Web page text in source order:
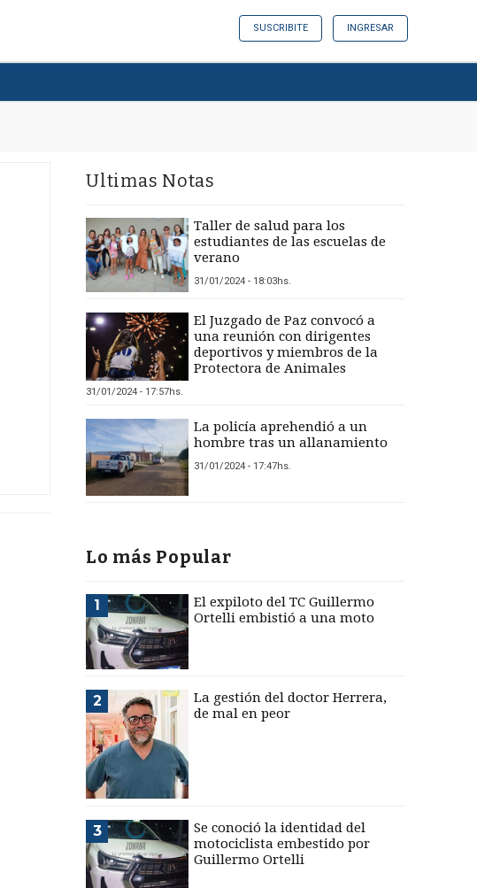
SUSCRIBITE INGRESAR
Ultimas Notas
Taller de salud para los
estudiantes de las escuelas de
verano
31/01/2024 - 18:03hs.
El Juzgado de Paz convocó a
una reunión con dirigentes
deportivos y miembros de la
Protectora de Animales
31/01/2024 - 17:57hs.
La policía aprehendió a un
hombre tras un allanamiento
31/01/2024 - 17:47hs.
Lo más Popular
1
El expiloto del TC Guillermo
Ortelli embistió a una moto
2
La gestión del doctor Herrera,
de mal en peor
3
Se conoció la identidad del
motociclista embestido por
Guillermo Ortelli